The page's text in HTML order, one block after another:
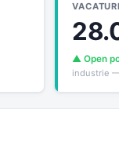
▲ Open
industrie